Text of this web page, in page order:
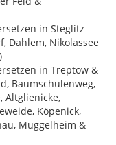
in Steglitz
Dahlem, Nikolassee
in Treptow &
Baumschulenweg,
Altglienicke,
Köpenick,
Müggelheim &